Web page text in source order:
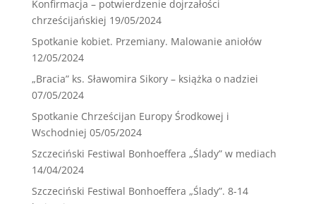
Konfirmacja – potwierdzenie dojrzałości
chrześcijańskiej 19/05/2024
Spotkanie kobiet. Przemiany. Malowanie aniołów
12/05/2024
„Bracia” ks. Sławomira Sikory – książka o nadziei
07/05/2024
Spotkanie Chrześcijan Europy Środkowej i
Wschodniej 05/05/2024
Szczeciński Festiwal Bonhoeffera „Ślady” w mediach
14/04/2024
Szczeciński Festiwal Bonhoeffera „Ślady”. 8-14